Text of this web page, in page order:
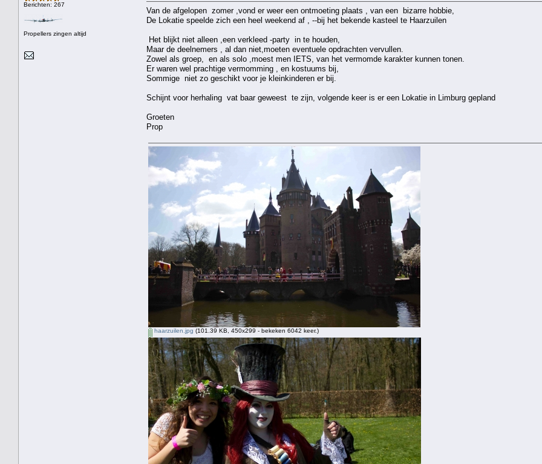
Berichten: 267
Propellers zingen altijd
Van de afgelopen zomer ,vond er weer een ontmoeting plaats , van een bizarre hobbie,
De Lokatie speelde zich een heel weekend af , --bij het bekende kasteel te Haarzuilen
Het blijkt niet alleen ,een verkleed -party in te houden,
Maar de deelnemers , al dan niet,moeten eventuele opdrachten vervullen.
Zowel als groep, en als solo ,moest men IETS, van het vermomde karakter kunnen tonen.
Er waren wel prachtige vermomming , en kostuums bij,
Sommige niet zo geschikt voor je kleinkinderen er bij.
Schijnt voor herhaling vat baar geweest te zijn, volgende keer is er een Lokatie in Limburg gepland
Groeten
Prop
haarzuilen.jpg (101.39 KB, 450x299 - bekeken 6042 keer.)